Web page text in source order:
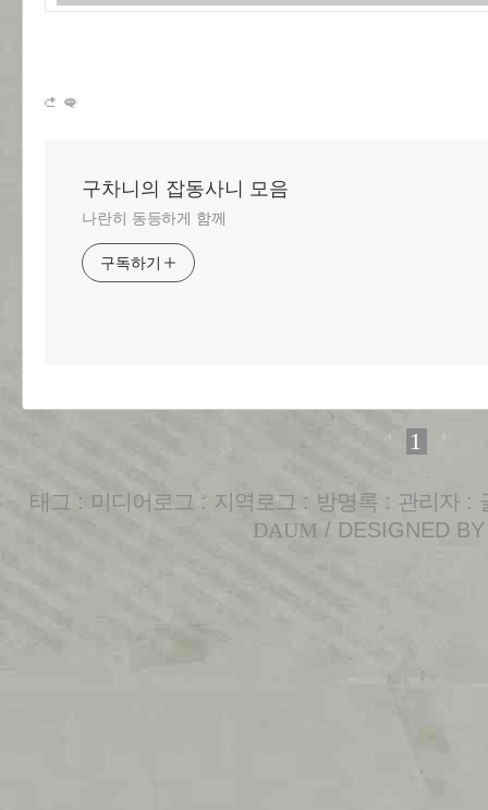
구차니의 잡동사니 모음
나란히 동등하게 함께
구독하기
1
태그 : 미디어로그 : 지역로그 : 방명록 : 관리자 :
DAUM / DESIGNED